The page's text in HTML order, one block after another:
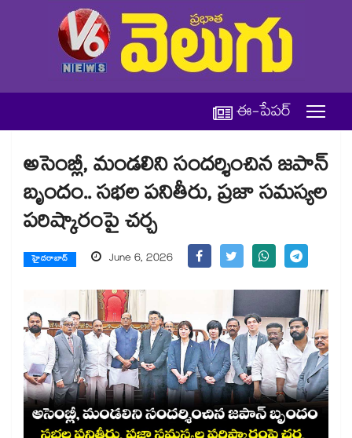
ఈ-పేపర్
అసెంబ్లీ, మండలిని సందర్శించిన జపాన్
బృందం.. సభల పనితీరు, ప్రజా సమస్యల
పరిష్కారంపై చర్చ
హైదరాబాద్ June 6, 2026